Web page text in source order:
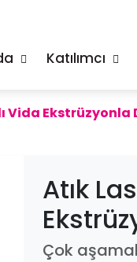
Katılımcı
Vida
Atık
Çok